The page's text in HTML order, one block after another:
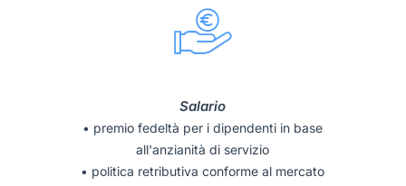
• premio fedeltà per i dipendenti in base
all'anzianità di servizio
• politica retributiva conforme al mercato
Salario